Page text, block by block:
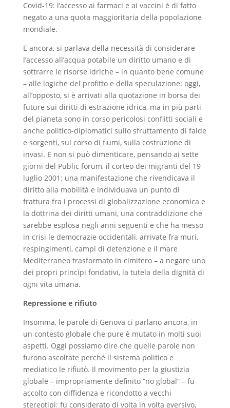
Covid-19: l’accesso ai farmaci e ai vaccini è di fatto
negato a una quota maggioritaria della popolazione
mondiale.
E ancora, si parlava della necessità di considerare
l’accesso all’acqua potabile un diritto umano e di
sottrarre le risorse idriche – in quanto bene comune
– alle logiche del profitto e della speculazione: oggi,
all’opposto, si è arrivati alla quotazione in borsa dei
future sui diritti di estrazione idrica, ma in più parti
del pianeta sono in corso pericolosi conflitti sociali e
anche politico-diplomatici sullo sfruttamento di falde
e sorgenti, sul corso di fiumi, sulla costruzione di
invasi. E non si può dimenticare, pensando ai sette
giorni del Public forum, il corteo dei migranti del 19
luglio 2001: una manifestazione che rivendicava il
diritto alla mobilità e individuava un punto di
frattura fra i processi di globalizzazione economica e
la dottrina dei diritti umani, una contraddizione che
sarebbe esplosa negli anni seguenti e che ha messo
in crisi le democrazie occidentali, arrivate fra muri,
respingimenti, campi di detenzione e il mare
Mediterraneo trasformato in cimitero – a negare uno
dei propri princìpi fondativi, la tutela della dignità di
ogni vita umana.
Repressione e rifiuto
Insomma, le parole di Genova ci parlano ancora, in
un contesto globale che pure è mutato in molti suoi
aspetti. Oggi possiamo dire che quelle parole non
furono ascoltate perché il sistema politico e
mediatico le rifiutò. Il movimento per la giustizia
globale – impropriamente definito “no global” – fu
accolto con diffidenza e ricondotto a vecchi
stereotipi: fu considerato di volta in volta eversivo,